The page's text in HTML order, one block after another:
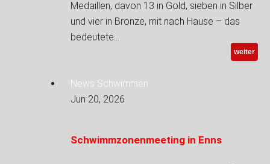
Medaillen, davon 13 in Gold, sieben in Silber
und vier in Bronze, mit nach Hause – das
bedeutete…
weiter
News Schwimmen
Jun 20, 2026
Schwimmzonenmeeting in Enns